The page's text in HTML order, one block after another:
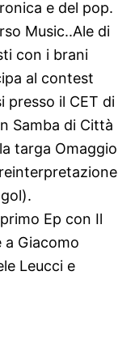
e del pop.
Music..Ale di
con i brani
al contest
presso il CET di
Samba di Città
targa Omaggio
reinterpretazione
Ep con Il
a Giacomo
Leucci e